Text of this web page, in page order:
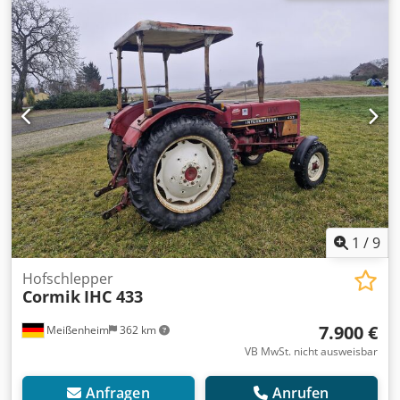
1 /9
Meißenheim 362 km
Hofschlepper
Cormik IHC 433
7.900 €
VB MwSt. nicht ausweisbar
Anfragen Anrufen